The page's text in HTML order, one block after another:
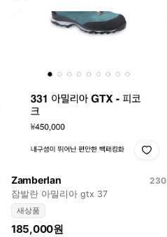
Zamberlan
230
잠발란 아밀리아 gtx 37
새상품
185,000원